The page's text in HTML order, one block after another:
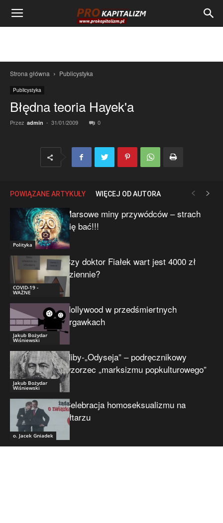
Strona główna Publicystyka
Publicystyka
Błędna teoria Hayek'a
Przez admin - 31/01/2009 0
POWIĄZANE ARTYKUŁY WIĘCEJ OD AUTORA
Polityka
Marsowe miny przywódców – strach
się bać!!!
COVID-19 -
WAŻNE
Czy doktor Fiałek wart jest 4000 zł
dziennie?
Jakub Bożydar
Wiśniewski
Hollywood w przedśmiertnych
drgawkach
Jakub Bożydar
Wiśniewski
Niby-„Odyseja” – podręcznikowy
wzorzec „marksizmu popkulturowego”
o. Jacek Gniadek
Celebracja homoseksualizmu na
ołtarzu